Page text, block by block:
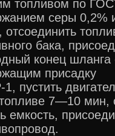
топливом по
серы 0,2%
отсоединить
бака,
конец шланга
присадку
пустить
7—10 мин,
емкость,